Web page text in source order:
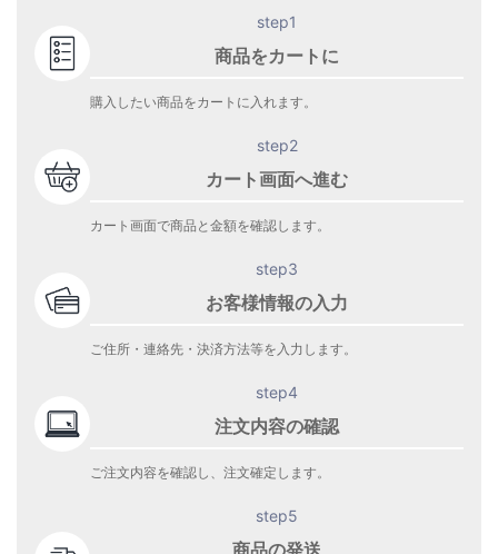
step1
商品をカートに
購入したい商品をカートに入れます。
step2
カート画面へ進む
カート画面で商品と金額を確認します。
step3
お客様情報の入力
ご住所・連絡先・決済方法等を入力します。
step4
注文内容の確認
ご注文内容を確認し、注文確定します。
step5
商品の発送